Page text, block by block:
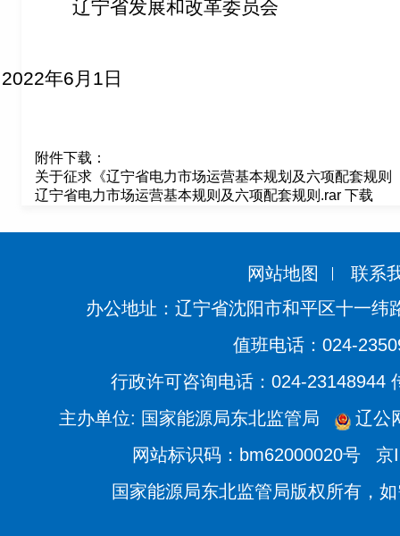
辽宁省发展和改革委员会
2022年6月 1 日
附件下载：
关于征求《辽宁省电力市场运营基本规划及六项配套规则
辽宁省电力市场运营基本规则及六项配套规则.rar 下载
网站地图
联系
办公地址：辽宁省沈阳市和平区十一纬
值班电话：024-
行政许可咨询电话：024-23148944
主办单位: 国家能源局东北监管局
辽公
网站标识码：bm62000020号
京
国家能源局东北监管局版权所有，